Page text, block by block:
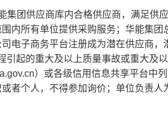
集团供应商库内合格供应商，满足
内所有单位提供采购服务；华能集
电子商务平台注册成为潜在供应商
引起的重大及以上质量事故或重大及
）或各级信用信息共享平台中
者个人，不得参加询价；单位负责